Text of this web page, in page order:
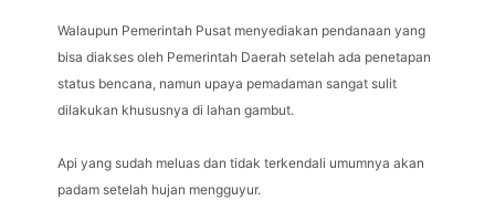
Walaupun Pemerintah Pusat menyediakan pendanaan yang
bisa diakses oleh Pemerintah Daerah setelah ada penetapan
status bencana, namun upaya pemadaman sangat sulit
dilakukan khususnya di lahan gambut.
Api yang sudah meluas dan tidak terkendali umumnya akan
padam setelah hujan mengguyur.